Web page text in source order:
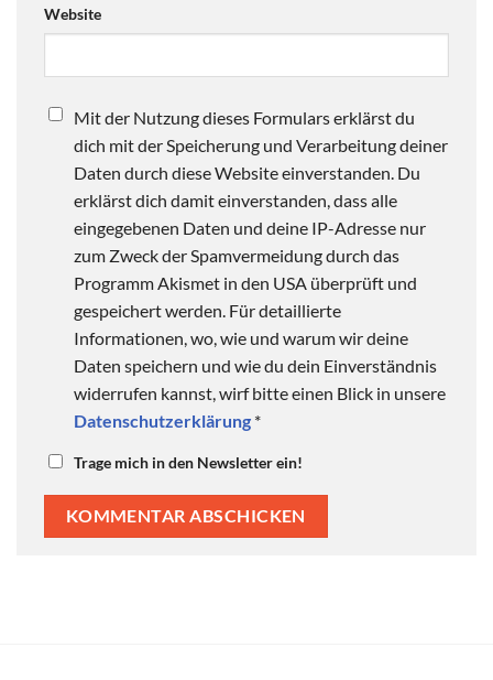
Website
Mit der Nutzung dieses Formulars erklärst du
dich mit der Speicherung und Verarbeitung deiner
Daten durch diese Website einverstanden. Du
erklärst dich damit einverstanden, dass alle
eingegebenen Daten und deine IP-Adresse nur
zum Zweck der Spamvermeidung durch das
Programm Akismet in den USA überprüft und
gespeichert werden. Für detaillierte
Informationen, wo, wie und warum wir deine
Daten speichern und wie du dein Einverständnis
widerrufen kannst, wirf bitte einen Blick in unsere
Datenschutzerklärung *
Trage mich in den Newsletter ein!